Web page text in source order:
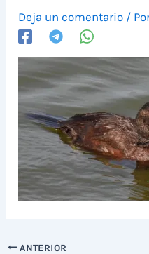
Deja un comentario /
ANTERIOR